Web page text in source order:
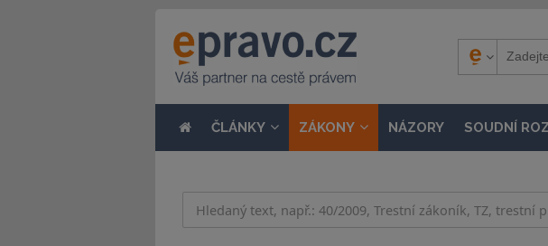
ČLÁNKY ZÁKONY NÁZORY SOUDNÍ